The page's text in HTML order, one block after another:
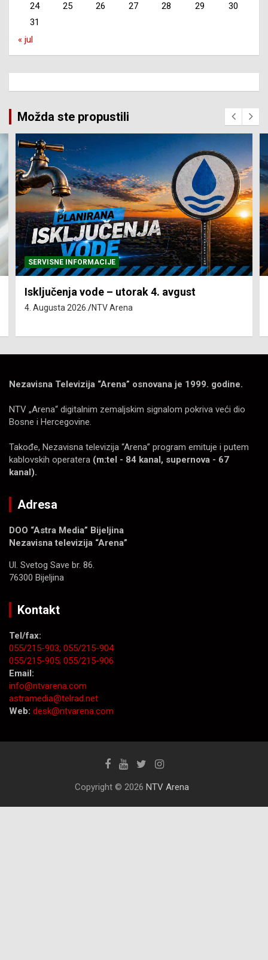
24
25 26 27 28 29
30
31
« jul
Možda ste propustili
SERVISNE INFORMACIJE
Isključenja vode – utorak 4. avgust
4. Augusta 2026. NTV Arena
Nezavisna Televizija “Arena” osnovana je 1999. godine.
NTV „Arena“ digitalnim zemaljskim signalom pokriva veći dio
Bosne i Hercegovine.
Takođe, Nezavisna televizija “Arena” program emituje i putem
kablovskih operatera (m:tel - 84 kanal, supernova - 67
kanal).
Adresa
DOO “Astra Media” Bijeljina
Nezavisna televizija “Arena”
Ul. Svetog Save br. 86.
76300 Bijeljina
Kontakt
Tel/fax:
055/215-903; 055/215-904
055/215-905; 055/215-906
Email:
info@ntvarena.com
astramedia@telrad.net
Web: desk@ntvarena.com
Copyright © 2026 NTV Arena